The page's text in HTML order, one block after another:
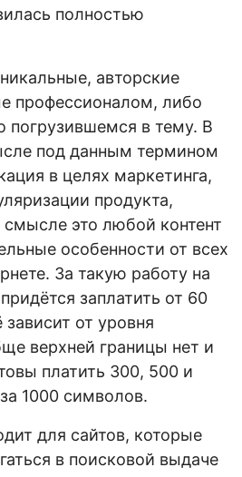
полностью
авторские
профессионалом, либо
погрузившемся в тему. В
под данным термином
в целях маркетинга,
продукта,
это любой контент
особенности от всех
За такую работу на
заплатить от 60
от уровня
верхней границы нет и
платить 300, 500 и
1000 символов.
для сайтов, которые
в поисковой выдаче